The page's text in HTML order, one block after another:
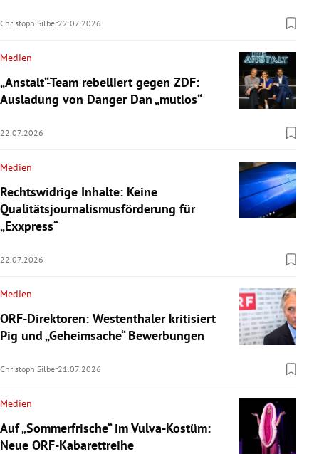
Christoph Silber22.07.2026
Medien
„Anstalt“-Team rebelliert gegen ZDF:
Ausladung von Danger Dan „mutlos“
22.07.2026
Medien
Rechtswidrige Inhalte: Keine
Qualitätsjournalismusförderung für
„Exxpress“
22.07.2026
Medien
ORF-Direktoren: Westenthaler kritisiert
Pig und „Geheimsache“ Bewerbungen
Christoph Silber21.07.2026
Medien
Auf „Sommerfrische“ im Vulva-Kostüm:
Neue ORF-Kabarettreihe